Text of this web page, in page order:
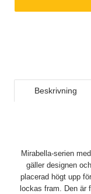
Beskrivning
Mirabella-serien
gäller designen
placerad högt upp
lockas fram. Den är